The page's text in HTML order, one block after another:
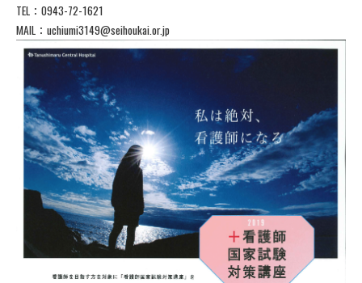
TEL：0943-72-1621
MAIL：uchiumi3149@seihoukai.or.jp